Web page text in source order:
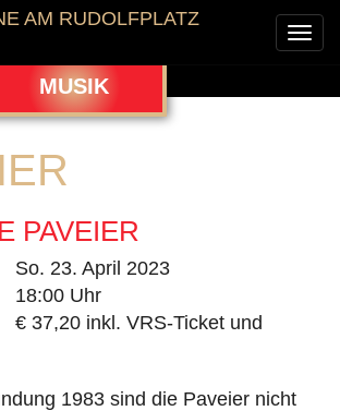
MUSIK
PAVEIER
So. 23. April 2023
18:00 Uhr
€ 37,20 inkl. VRS-Ticket und
1983 sind die Paveier nicht